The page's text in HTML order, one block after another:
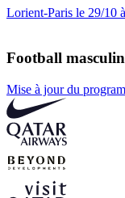
Lorient-Paris le 29/10
Football masculin
Mise à jour du